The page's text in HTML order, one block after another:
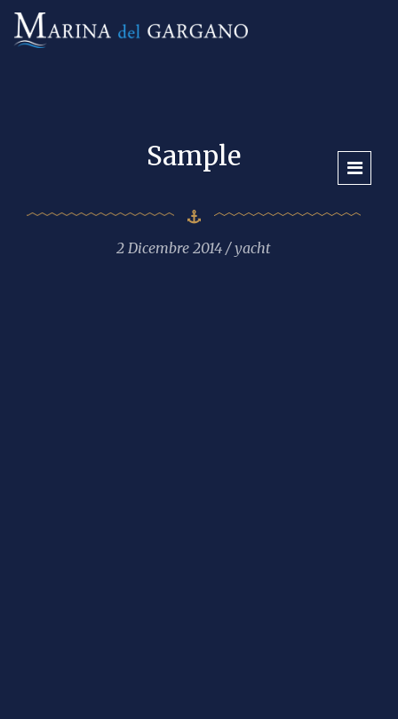
Sample
2 Dicembre 2014 yacht